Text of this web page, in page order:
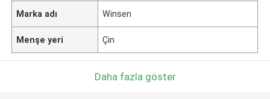
Marka adı Winsen
Menşe yeri Çin
Daha fazla göster